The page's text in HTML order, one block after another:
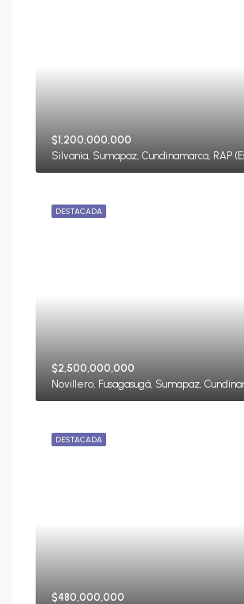
$1,200,000,000
DESTACADA
$2,500,000,000
DESTACADA
$480,000,000